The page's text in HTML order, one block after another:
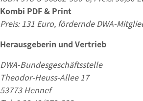
Kombi PDF & Print
Preis: 131 Euro, fördernde DWA-
Herausgeberin und Vertrieb
DWA-Bundesgeschäftsstelle
Theodor-Heuss-Allee 17
53773 Hennef